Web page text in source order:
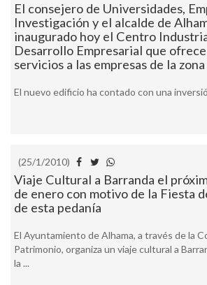
El consejero de Universidades,
Investigación y el alcalde de
inaugurado hoy el Centro
Desarrollo Empresarial que
servicios a las empresas de la zona
El nuevo edificio ha contado con una
(25/1/2010)
Viaje Cultural a Barranda el
de enero con motivo de la Fiesta
de esta pedanía
El Ayuntamiento de Alhama, a través de la
Patrimonio, organiza un viaje cultural a
la ...